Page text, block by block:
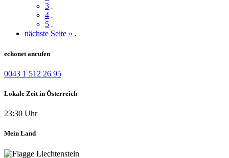
3 .
4 .
5 .
nächste Seite » .
echonet anrufen
0043 1 512 26 95
Lokale Zeit in Österreich
23:30 Uhr
Mein Land